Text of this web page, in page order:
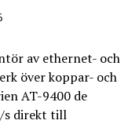
av ethernet- och
över koppar- och
AT-9400 de
s direkt till